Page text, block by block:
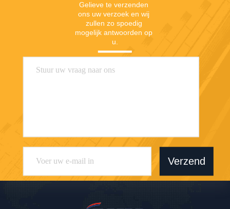
Gelieve te verzenden
ons uw verzoek en wij
zullen zo spoedig
mogelijk antwoorden op
u.
Verzend